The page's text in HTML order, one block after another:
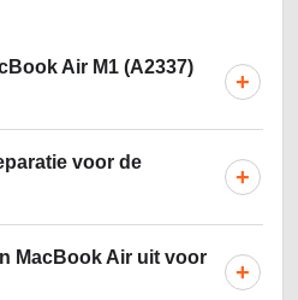
Air M1 (A2337)
+
voor de
+
MacBook Air uit voor
+